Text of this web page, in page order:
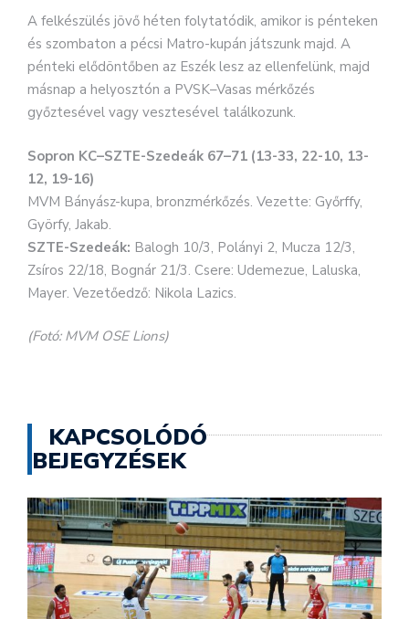
A felkészülés jövő héten folytatódik, amikor is pénteken
és szombaton a pécsi Matro-kupán játszunk majd. A
pénteki elődöntőben az Eszék lesz az ellenfelünk, majd
másnap a helyosztón a PVSK–Vasas mérkőzés
győztesével vagy vesztesével találkozunk.
Sopron KC–SZTE-Szedeák 67–71 (13-33, 22-10, 13-
12, 19-16)
MVM Bányász-kupa, bronzmérkőzés. Vezette: Győrffy,
Györfy, Jakab.
SZTE-Szedeák: Balogh 10/3, Polányi 2, Mucza 12/3,
Zsíros 22/18, Bognár 21/3. Csere: Udemezue, Laluska,
Mayer. Vezetőedző: Nikola Lazics.
(Fotó: MVM OSE Lions)
KAPCSOLÓDÓ
BEJEGYZÉSEK